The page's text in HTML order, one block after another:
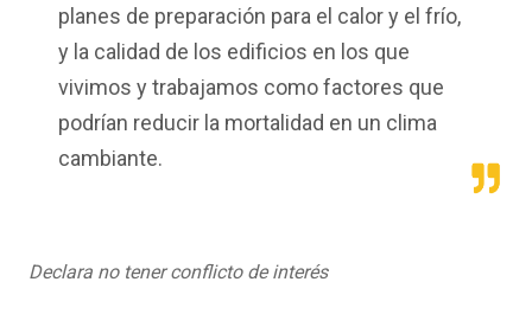
planes de preparación para el calor y el frío,
y la calidad de los edificios en los que
vivimos y trabajamos como factores que
podrían reducir la mortalidad en un clima
cambiante.
Declara no tener conflicto de interés